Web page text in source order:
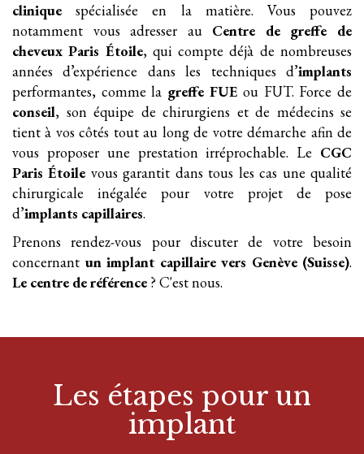
clinique spécialisée en la matière. Vous pouvez
notamment vous adresser au Centre de greffe de
cheveux Paris Étoile, qui compte déjà de nombreuses
années d’expérience dans les techniques d’implants
performantes, comme la greffe FUE ou FUT. Force de
conseil, son équipe de chirurgiens et de médecins se
tient à vos côtés tout au long de votre démarche afin de
vous proposer une prestation irréprochable. Le CGC
Paris Étoile vous garantit dans tous les cas une qualité
chirurgicale inégalée pour votre projet de pose
d’implants capillaires.
Prenons rendez-vous pour discuter de votre besoin
concernant un implant capillaire vers Genève (Suisse).
Le centre de référence ? C'est nous.
Les étapes pour un
implant